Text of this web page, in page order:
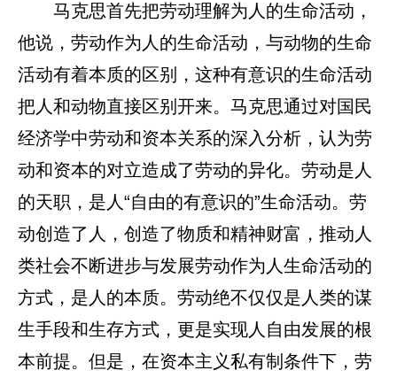
马克思首先把劳动理解为人的生命活动，
他说，劳动作为人的生命活动，与动物的生命
活动有着本质的区别，这种有意识的生命活动
把人和动物直接区别开来。马克思通过对国民
经济学中劳动和资本关系的深入分析，认为劳
动和资本的对立造成了劳动的异化。劳动是人
的天职，是人“自由的有意识的”生命活动。劳
动创造了人，创造了物质和精神财富，推动人
类社会不断进步与发展劳动作为人生命活动的
方式，是人的本质。劳动绝不仅仅是人类的谋
生手段和生存方式，更是实现人自由发展的根
本前提。但是，在资本主义私有制条件下，劳